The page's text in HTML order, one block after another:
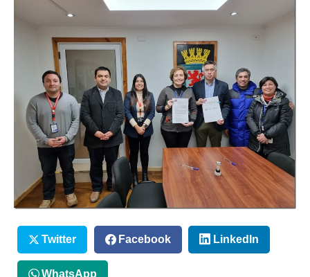
Twitter Facebook LinkedIn
WhatsApp